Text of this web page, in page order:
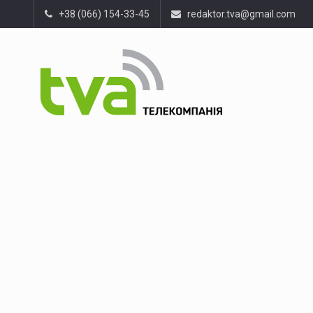
+38 (066) 154-33-45 redaktor.tva@gmail.com